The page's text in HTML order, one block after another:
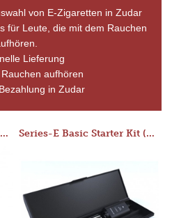
von E-Zigaretten in Zudar
für Leute, die mit dem Rauchen
Lieferung
aufhören
in Zudar
510 Manual 400mAh Starter Kit Series-E Basic Starter Kit (No Tank)